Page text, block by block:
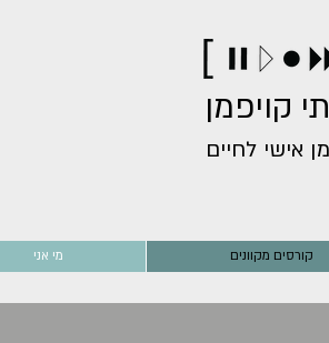
קויפמן
אישי לחיים
מי אני קורסים מקוונים